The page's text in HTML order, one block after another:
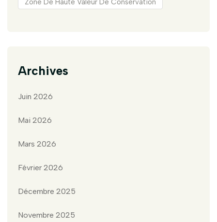
Zone De Haute Valeur De Conservation
Archives
Juin 2026
Mai 2026
Mars 2026
Février 2026
Décembre 2025
Novembre 2025